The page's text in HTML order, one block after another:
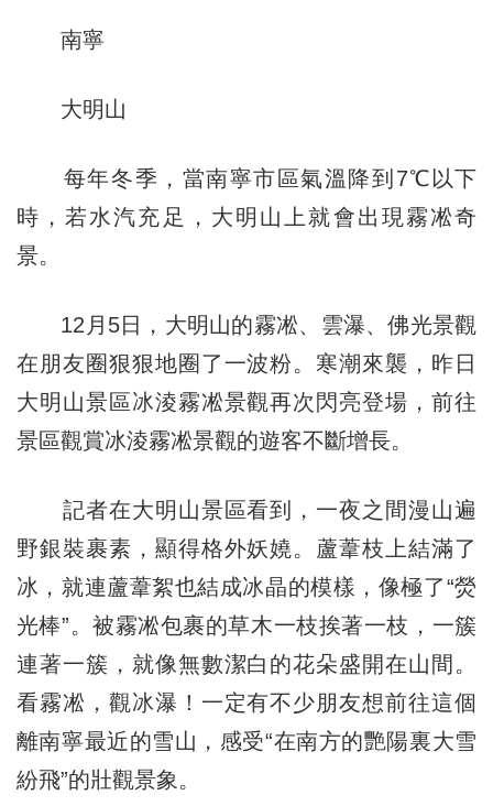
南寧
大明山
每年冬季，當南寧市區氣溫降到7℃以下
時，若水汽充足，大明山上就會出現霧凇奇
景。
12月5日，大明山的霧凇、雲瀑、佛光景觀
在朋友圈狠狠地圈了一波粉。寒潮來襲，昨日
大明山景區冰淩霧凇景觀再次閃亮登場，前往
景區觀賞冰淩霧凇景觀的遊客不斷增長。
記者在大明山景區看到，一夜之間漫山遍
野銀裝裹素，顯得格外妖嬈。蘆葦枝上結滿了
冰，就連蘆葦絮也結成冰晶的模樣，像極了“熒
光棒”。被霧凇包裹的草木一枝挨著一枝，一簇
連著一簇，就像無數潔白的花朵盛開在山間。
看霧凇，觀冰瀑！一定有不少朋友想前往這個
離南寧最近的雪山，感受“在南方的艷陽裏大雪
紛飛”的壯觀景象。